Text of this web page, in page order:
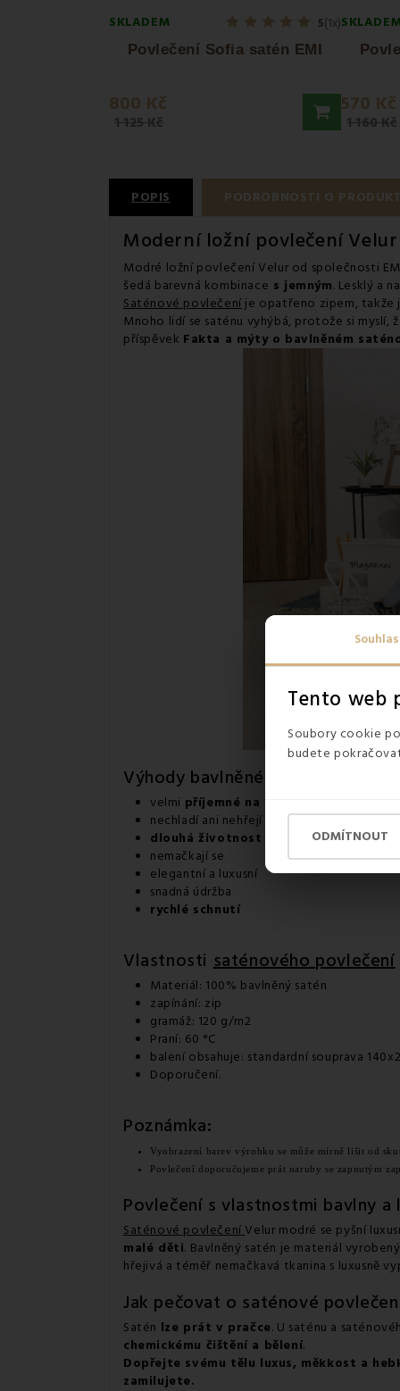
Souhlas
Tento web
Soubory cookie
budete
ODMÍTNOUT
SKLADEM 5(1x)
Povlečení Sofia satén EMI
800 Kč
1 125 Kč
570 Kč
1 160 Kč
POPIS PODROBNOSTI O
Moderní ložní povlečení
Modré ložní povlečení Velur od společnosti
šedá barevná kombinace s jemným. Lesklý a
Saténové povlečeníje opatřeno zipem, takže
Mnoho lidí se saténu vyhýbá, protože si
příspěvek Fakta a mýty o bavlněném
Výhody bavlněného saténového
velmi příjemné na dotek
nechladí ani nehřejí
dlouhá životnost
nemačkají se
elegantní a luxusní
snadná údržba
rychlé schnutí
Vlastnosti saténového povlečení
Materiál: 100% bavlněný satén
zapínání: zip
gramáž: 120 g/m2
Praní: 60 °C
balení obsahuje: standardní souprava
Doporučení.
Poznámka:
Vyobrazení barev výrobku se může mírně lišit od
Povlečení doporučujeme prát naruby se zapnutým
Povlečení s vlastnostmi bavlny a
Saténové povlečení Velur modré se pyšní
malé děti. Bavlněný satén je materiál
hřejivá a téměř nemačkavá tkanina s luxusně
Jak pečovat o saténové
Satén lze prát v pračce. U saténu a
chemickému čištění a bělení.
Dopřejte svému tělu luxus, měkkost a
zamilujete.